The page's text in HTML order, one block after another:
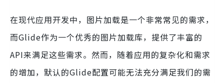
在现代应用开发中，图片加载是一个非常常见的需求，
而Glide作为一个优秀的图片加载库，提供了丰富的
API来满足这些需求。然而，随着应用的复杂化和需求
的增加，默认的Glide配置可能无法充分满足我们的需